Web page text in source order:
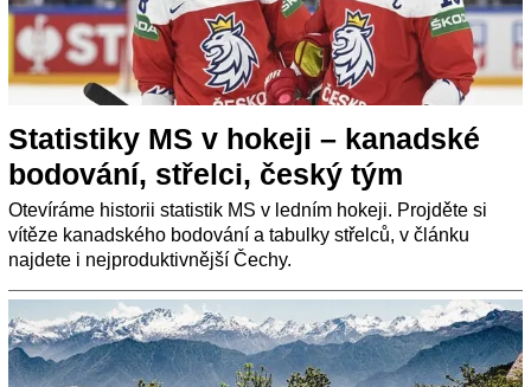
Statistiky MS v hokeji – kanadské
bodování, střelci, český tým
Otevíráme historii statistik MS v ledním hokeji. Projděte si
vítěze kanadského bodování a tabulky střelců, v článku
najdete i nejproduktivnější Čechy.